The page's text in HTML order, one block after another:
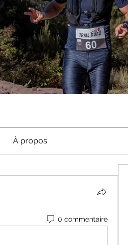
À propos
0 commentaire